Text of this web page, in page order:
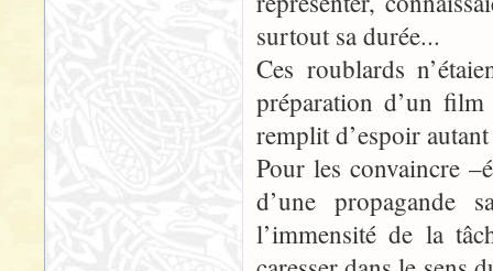
surtout sa durée...
Ces roublards
préparation d’un film
remplit d’espoir
Pour les convaincre
d’une propagande
l’immensité de la